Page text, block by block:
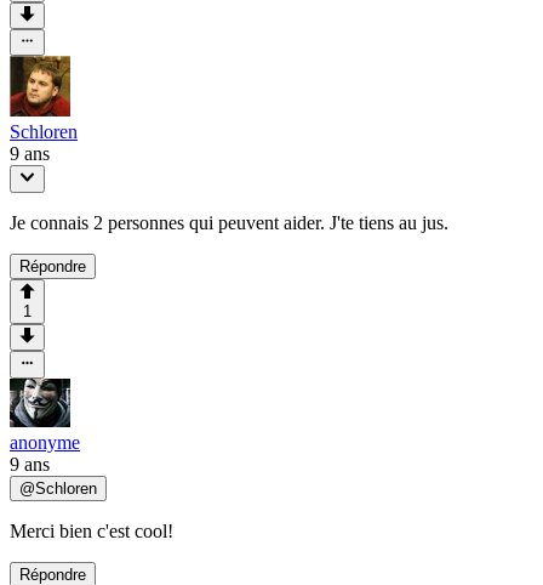
Schloren
9 ans
Je connais 2 personnes qui peuvent aider. J'te tiens au jus.
Répondre
1
anonyme
9 ans
@Schloren
Merci bien c'est cool!
Répondre